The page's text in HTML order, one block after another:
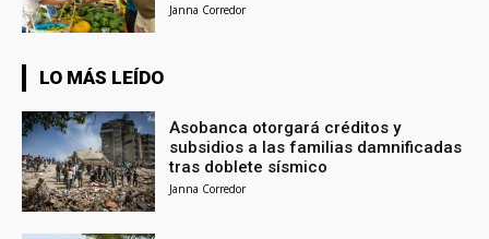
Janna Corredor
LO MÁS LEÍDO
Asobanca otorgará créditos y
subsidios a las familias damnificadas
tras doblete sísmico
Janna Corredor